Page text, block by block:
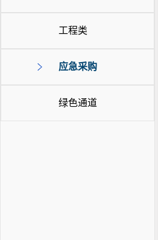
工程类
应急采购
绿色通道